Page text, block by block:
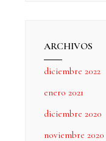
ARCHIVOS
diciembre 2022
enero 2021
diciembre 2020
noviembre 2020